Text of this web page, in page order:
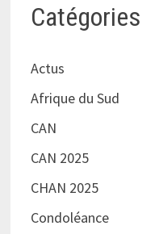
Catégories
Actus
Afrique du Sud
CAN
CAN 2025
CHAN 2025
Condoléance